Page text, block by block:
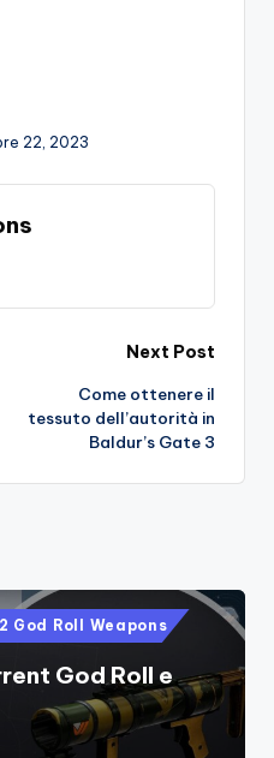
22, 2023
Next Post
Come ottenere il
tessuto dell’autorità in
Baldur’s Gate 3
God Roll Weapons
God Roll e